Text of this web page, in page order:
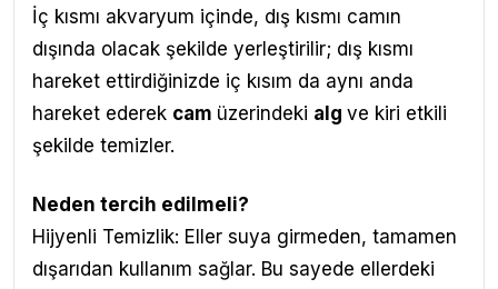
İç kısmı akvaryum içinde, dış kısmı camın
dışında olacak şekilde yerleştirilir; dış kısmı
hareket ettirdiğinizde iç kısım da aynı anda
hareket ederek cam üzerindeki alg ve kiri etkili
şekilde temizler.
Neden tercih edilmeli?
Hijyenli Temizlik: Eller suya girmeden, tamamen
dışarıdan kullanım sağlar. Bu sayede ellerdeki